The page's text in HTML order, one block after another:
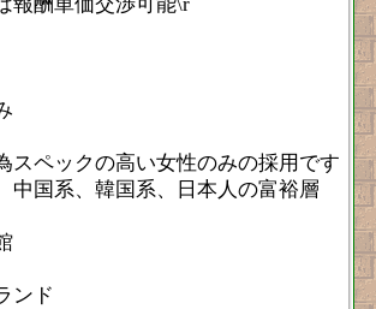
スペックの高い女性のみの採用です
中国系、韓国系、日本人の富裕層
ンド